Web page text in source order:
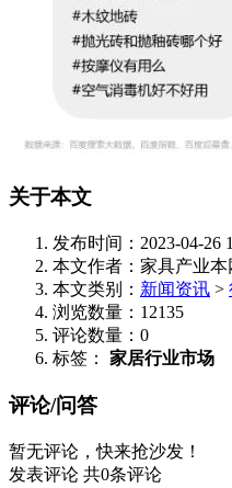
关于本文
发布时间：2023-04-26
本文作者：家具产业本
本文类别： 新闻资讯 >
浏览数量：12135
评论数量：0
标签： 家居行业市场
评论/问答
暂无评论，快来抢沙发！
发表评论 共0条评论